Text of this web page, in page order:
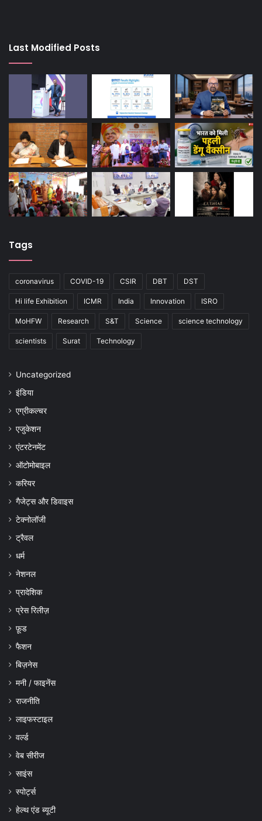
Last Modified Posts
Tags
coronavirus COVID-19 CSIR DBT DST
Hi life Exhibition ICMR India Innovation ISRO
MoHFW Research S&T Science science technology
scientists Surat Technology
Uncategorized
इंडिया
एग्रीकल्चर
एजुकेशन
एंटरटेनमेंट
ऑटोमोबाइल
करियर
गैजेट्स और डिवाइस
टेक्नोलॉजी
ट्रैवल
धर्म
नेशनल
प्रादेशिक
प्रेस रिलीज़
फ़ूड
फैशन
बिज़नेस
मनी / फाइनेंस
राजनीति
लाइफस्टाइल
वर्ल्ड
वेब सीरीज
साइंस
स्पोर्ट्स
हेल्थ एंड ब्यूटी